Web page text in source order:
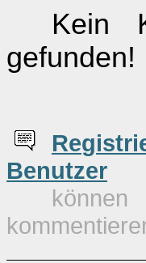
Kein
gefunden!
Reg
Benutzer